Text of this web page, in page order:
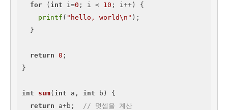
for ( int i=0 ; i < 10 ; i++) {
printf ( "hello, world\n" );
return 0 ;
}
int sum( int a, int b)
{
return a+b;
// 덧셈을 계산